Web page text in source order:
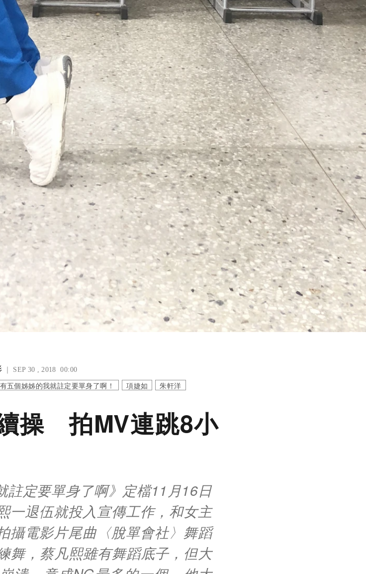
｜ SEP 30 , 2018 00:00
有五個姊姊的我就註定要單身了啊！ 項婕如 朱軒洋
操 拍MV連跳8小
註定要單身了啊》定檔11月16日
一退伍就投入宣傳工作，和女主
攝電影片尾曲〈脫單會社〉舞蹈
舞，蔡凡熙雖有舞蹈底子，但大